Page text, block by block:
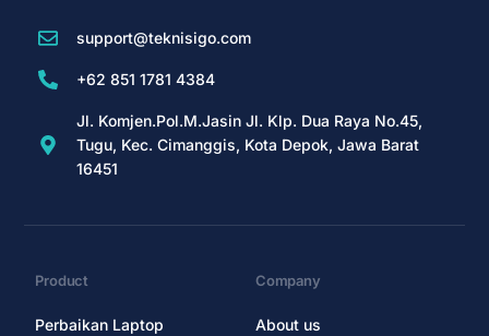
support@teknisigo.com
+62 851 1781 4384
Jl. Komjen.Pol.M.Jasin Jl. Klp. Dua Raya No.45,
Tugu, Kec. Cimanggis, Kota Depok, Jawa Barat
16451
Product
Perbaikan Laptop
Company
About us